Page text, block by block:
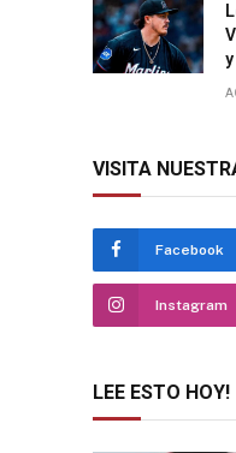
VISITA
Facebook
Instagram
LEE ESTO HOY!